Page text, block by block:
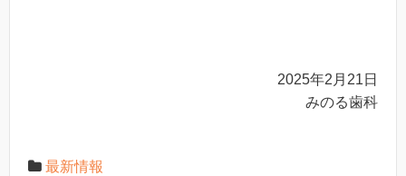
2025年2月21日
みのる歯科
最新情報